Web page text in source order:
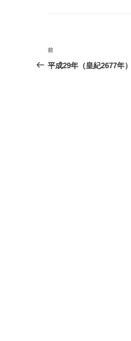
投
稿
過
去
前
平成29年（皇紀2677年